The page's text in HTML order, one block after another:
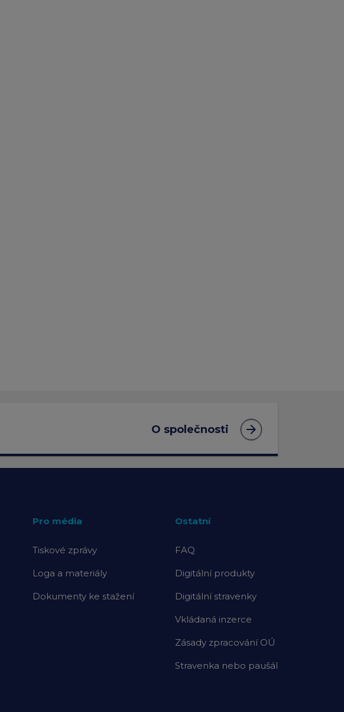
O společnosti arrow_forward
Pro média
Tiskové zprávy
Loga a materiály
Dokumenty ke stažení
Ostatní
FAQ
Digitální produkty
Digitální stravenky
Vkládaná inzerce
Zásady zpracování OÚ
Stravenka nebo paušál